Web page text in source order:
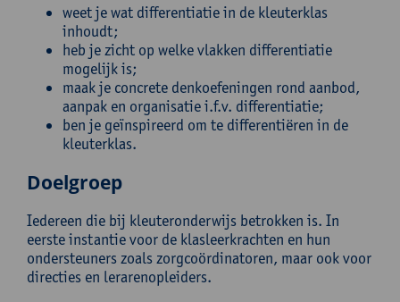
weet je wat differentiatie in de kleuterklas
inhoudt;
heb je zicht op welke vlakken differentiatie
mogelijk is;
maak je concrete denkoefeningen rond aanbod,
aanpak en organisatie i.f.v. differentiatie;
ben je geïnspireerd om te differentiëren in de
kleuterklas.
Doelgroep
Iedereen die bij kleuteronderwijs betrokken is. In
eerste instantie voor de klasleerkrachten en hun
ondersteuners zoals zorgcoördinatoren, maar ook voor
directies en lerarenopleiders.